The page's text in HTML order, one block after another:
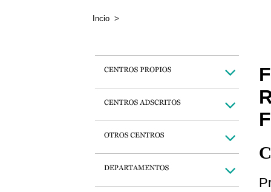
Incio >